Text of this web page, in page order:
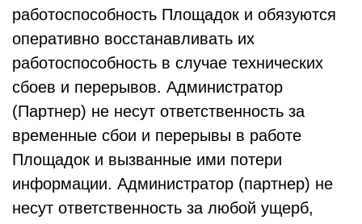
работоспособность Площадок и обязуются
оперативно восстанавливать их
работоспособность в случае технических
сбоев и перерывов. Администратор
(Партнер) не несут ответственность за
временные сбои и перерывы в работе
Площадок и вызванные ими потери
информации. Администратор (партнер) не
несут ответственность за любой ущерб,